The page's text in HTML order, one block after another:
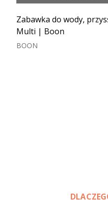
Zabawka do wody,
Multi | Boon
BOON